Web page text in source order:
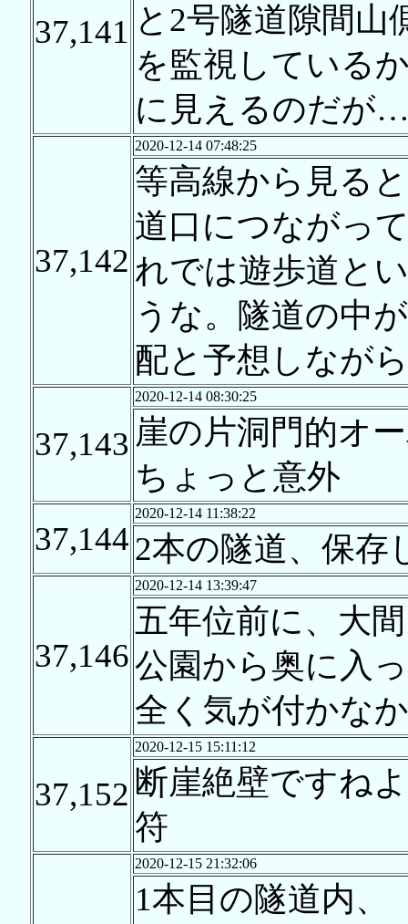
37,141 と2号隧道隙間山
を監視している
に見えるのだが
37,142
2020-12-14 07:48:25
等高線から見る
道口につながっ
れでは遊歩道と
うな。隧道の中
配と予想しなが
37,143
2020-12-14 08:30:25
崖の片洞門的オ
ちょっと意外
37,144
2020-12-14 11:38:22
2本の隧道、保存
37,146
2020-12-14 13:39:47
五年位前に、大
公園から奥に入
全く気が付かな
37,152
2020-12-15 15:11:12
断崖絶壁ですね
符
2020-12-15 21:32:06
1本目の隧道内、